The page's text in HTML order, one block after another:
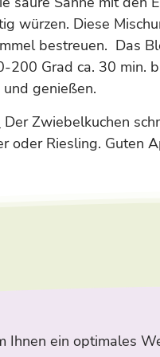
würzen. Diese
bestreuen. Das
200 Grad ca. 30 min.
genießen.
Der Zwiebelkuchen
oder Riesling. Guten
Autoren
Ihnen ein optimales